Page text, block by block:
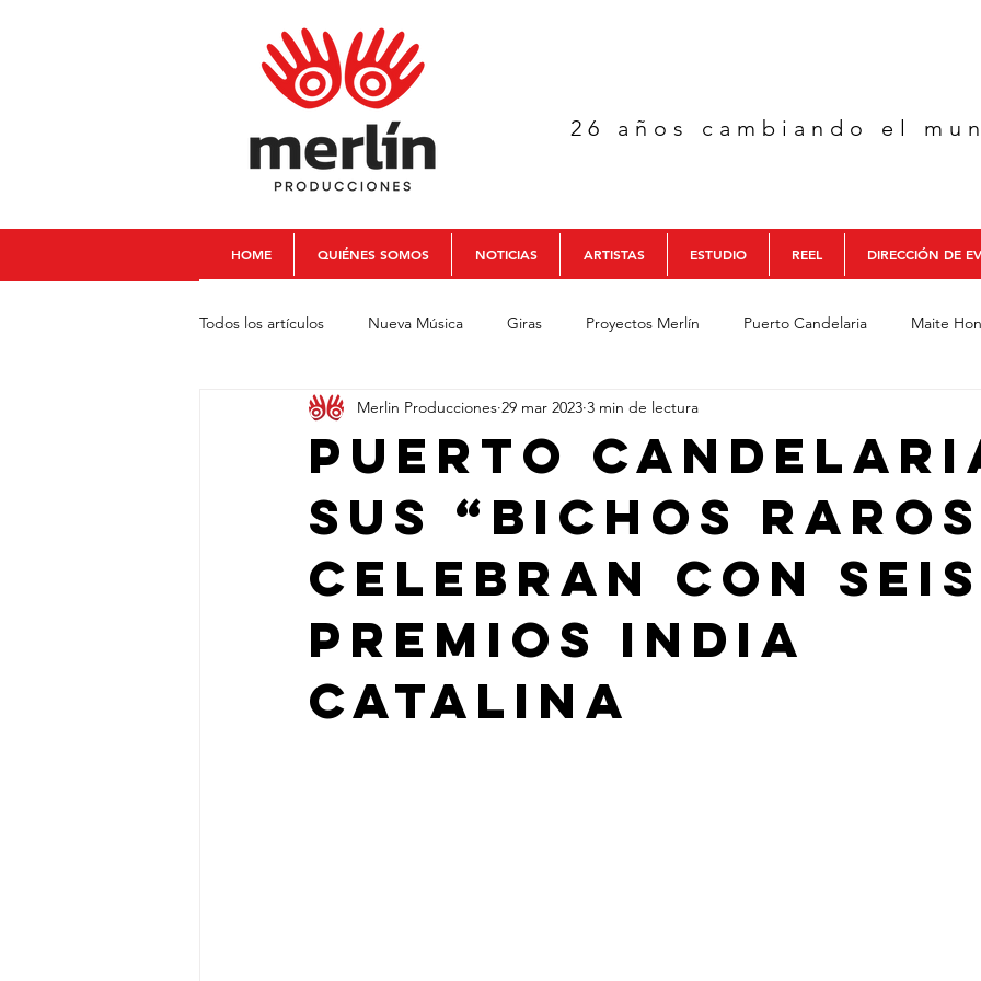
26 años cambiando el
HOME QUIÉNES SOMOS NOTICIAS ARTISTAS ESTUDIO REEL DIRECCIÓN DE
Todos los artículos Nueva Música Giras Proyectos Merlín Puerto Candelaria Maite
Chelo La Cabra Juancho Valencia Colectivo Colombia
Puerto
sus “bichos
celebran con seis
Premios India
Catalina
Merlin Producciones 29 mar 2023 3 min de lectura